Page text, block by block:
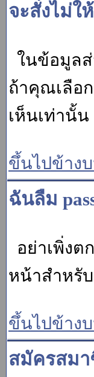
จะสั่งไม่ใ
ในข้อมูล
ถ้าคุณเลือก
เห็นเท่านั้
ขึ้นไปข้าง
ฉันลืม
อย่าเพิ่งต
หน้าสำหรั
ขึ้นไปข้าง
สมัครสมา